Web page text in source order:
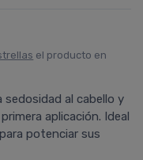
el producto en
al cabello y
aplicación. Ideal
potenciar sus